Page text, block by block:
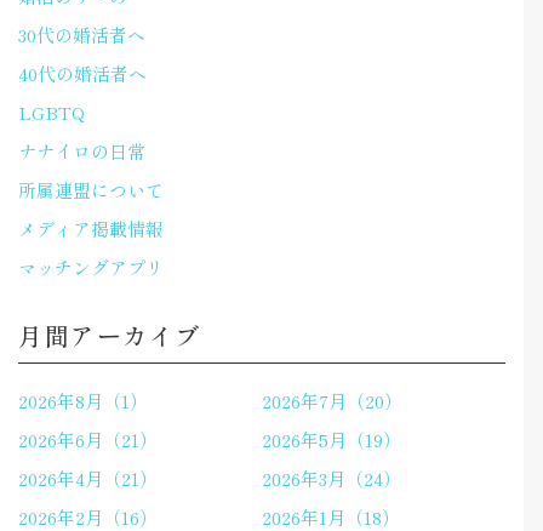
30代の婚活者へ
40代の婚活者へ
LGBTQ
ナナイロの日常
所属連盟について
メディア掲載情報
マッチングアプリ
月間アーカイブ
2026年8月（1）
2026年7月（20）
2026年6月（21）
2026年5月（19）
2026年4月（21）
2026年3月（24）
2026年2月（16）
2026年1月（18）